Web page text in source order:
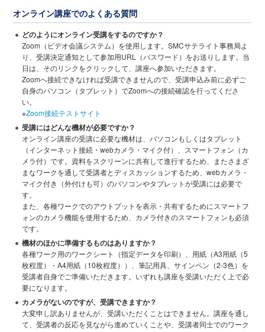
オンライン講座でのよくある質問
どのようにオンライン受講をするのですか？
Zoom（ビデオ会議システム）を使用します。SMCサテライト事務局よ
り、受講決定通知として参加用URL（パスワード）をお送りします。当
日は、そのリンクをクリックして、講座へ参加いただきます。
Zoomへ接続できなければ受講できませんので、受講申込み前に必ずご
自身のパソコン（タブレット）でZoomへの接続確認を行ってくださ
い。
※Zoom接続テストサイト
受講にはどんな機材が必要ですか？
オンライン講座の受講に必要な機材は、パソコンもしくはタブレット
（インターネット接続・webカメラ・マイク付）、スマートフォン（カ
メラ付）です。資料をスクリーンに共有して進行するため、またさまざ
まなワークを通して受講者とディスカッションするため、webカメラ・
マイク付き（外付けも可）のパソコンやタブレットが受講には必要で
す。
また、各種ワークでのアウトプットを表示・共有するためにスマートフ
ォンのカメラ機能を使用するため、カメラ付きのスマートフォンも必須
です。
機材のほかに準備するものはありますか？
各種ワーク用のワークシート（指定データを印刷）、用紙（A3用紙（5
枚程度）・A4用紙（10枚程度））、筆記用具、サインペン（2-3色）を
受講者自身でご準備いただきます。いずれも講座を受講いただく上で必
要になります。
カメラがないのですが、受講できますか？
大変申し訳ありませんが、受講いただくことはできません。講座を通し
て、受講者の反応を見ながら進めていくことや、受講者同士でのワーク